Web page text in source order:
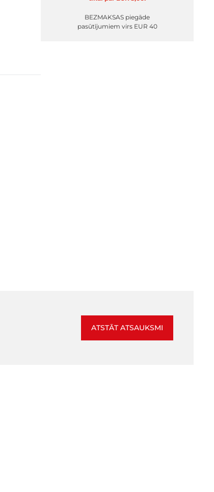
BEZMAKSAS piegāde
pasūtījumiem virs EUR 40
ATSTĀT ATSAUKSMI